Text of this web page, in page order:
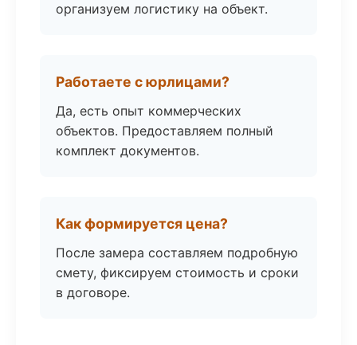
организуем логистику на объект.
Работаете с юрлицами?
Да, есть опыт коммерческих
объектов. Предоставляем полный
комплект документов.
Как формируется цена?
После замера составляем подробную
смету, фиксируем стоимость и сроки
в договоре.